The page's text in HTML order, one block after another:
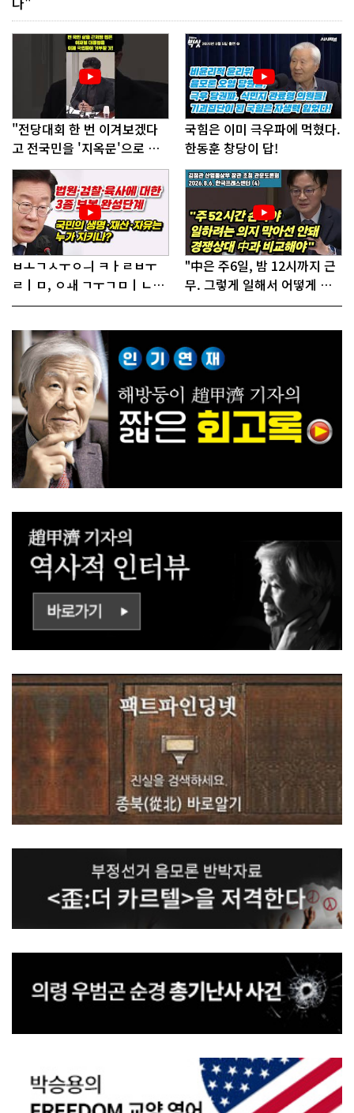
"전당대회 한 번 이겨보겠다
고 전국민을 '지옥문'으로 밀
어!"
국힘은 이미 극우파에 먹혔다.
한동훈 창당이 답!
ㅂㅗㄱㅅㅜㅇㅢ ㅋㅏㄹㅂㅜ
ㄹㅣㅁ, ㅇㅙ ㄱㅜㄱㅁㅣㄴㄷ
ㅡㄹㅇㅣ ㄷㅏㅇㅎㅐㅇㅑ ㅎ
"中은 주6일, 밤 12시까지 근
무. 그렇게 일해서 어떻게 경
쟁하냐 반문하더라"